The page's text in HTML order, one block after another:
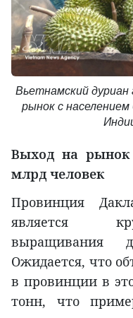
Вьетнамский
рынок с населением
Выход на рынок
млрд человек
Провинция
является
выращивания
Ожидается, что
в провинции в
тонн, что